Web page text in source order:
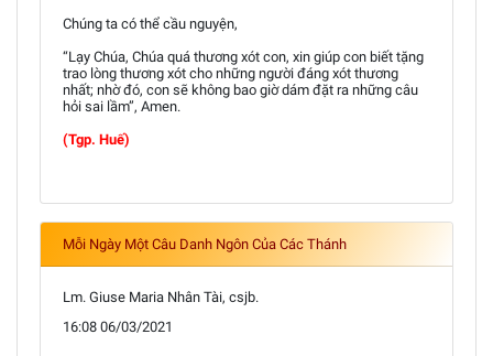
Chúng ta có thể cầu nguyện,
“Lạy Chúa, Chúa quá thương xót con, xin giúp con biết tặng
trao lòng thương xót cho những người đáng xót thương
nhất; nhờ đó, con sẽ không bao giờ dám đặt ra những câu
hỏi sai lầm”, Amen.
(Tgp. Huế)
Mỗi Ngày Một Câu Danh Ngôn Của Các Thánh
Lm. Giuse Maria Nhân Tài, csjb.
16:08 06/03/2021